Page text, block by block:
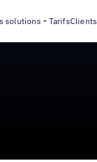
solutions TarifsClients